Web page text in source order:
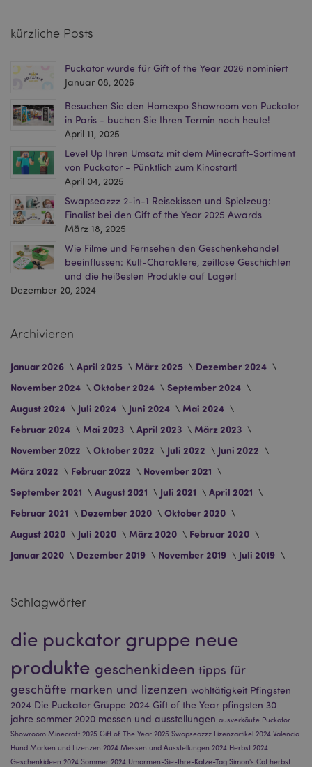
kürzliche Posts
Puckator wurde für Gift of the Year 2026 nominiert
Januar 08, 2026
Besuchen Sie den Homexpo Showroom von Puckator
in Paris - buchen Sie Ihren Termin noch heute!
April 11, 2025
Level Up Ihren Umsatz mit dem Minecraft-Sortiment
von Puckator - Pünktlich zum Kinostart!
April 04, 2025
Swapseazzz 2-in-1 Reisekissen und Spielzeug:
Finalist bei den Gift of the Year 2025 Awards
März 18, 2025
Wie Filme und Fernsehen den Geschenkehandel
beeinflussen: Kult-Charaktere, zeitlose Geschichten
und die heißesten Produkte auf Lager!
Dezember 20, 2024
Archivieren
Januar 2026 April 2025 März 2025
Dezember 2024
November 2024
Oktober 2024
September 2024
August 2024
Juli 2024 Juni 2024
Mai 2024
Februar 2024
Mai 2023 April 2023
März 2023
November 2022
Oktober 2022 Juli 2022
Juni 2022
März 2022
Februar 2022
November 2021
September 2021
August 2021 Juli 2021
April 2021
Februar 2021
Dezember 2020
Oktober 2020
August 2020
Juli 2020 März 2020
Februar 2020
Januar 2020
Dezember 2019 November 2019 Juli 2019
Schlagwörter
die puckator gruppe neue
produkte geschenkideen tipps für
geschäfte marken und lizenzen wohltätigkeit Pfingsten
2024 Die Puckator Gruppe 2024 Gift of the Year pfingsten 30
jahre sommer 2020 messen und ausstellungen ausverkäufe Puckator
Showroom Minecraft 2025 Gift of The Year 2025 Swapseazzz Lizenzartikel 2024 Valencia
Hund Marken und Lizenzen 2024 Messen und Ausstellungen 2024 Herbst 2024
Geschenkideen 2024 Sommer 2024 Umarmen-Sie-Ihre-Katze-Tag Simon's Cat herbst
Website nicht richtig genutzt werden.
Domain
CookieScriptConsent
invalidation
www.puckator.de
PHPSESSID
PHP.net
.www.puckator.de
mage-messages
Adobe Inc.
X-Magento-Vary
Adobe Inc.
www.puckator.de
Datenschutzbestimmungen von Google